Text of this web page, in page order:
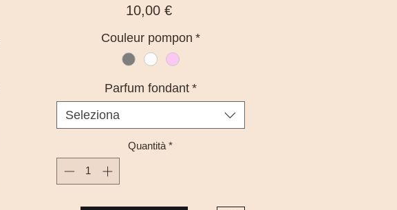
10,00 €Prezzo
Couleur pompon *
Parfum fondant *
Seleziona
Quantità *